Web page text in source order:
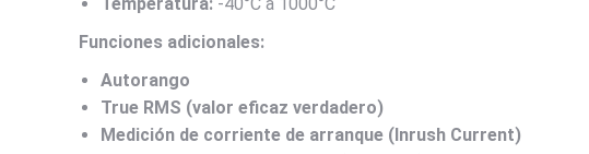
Funciones adicionales:
Autorango
True RMS (valor eficaz verdadero)
Medición de corriente de arranque (Inrush Current)